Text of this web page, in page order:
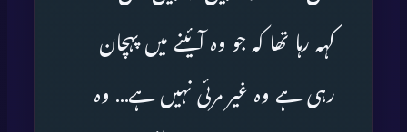
کہہ رہا تھا کہ جو وہ آئینے میں پہچان
رہی ہے وہ غیر مرئی نہیں ہے… وہ